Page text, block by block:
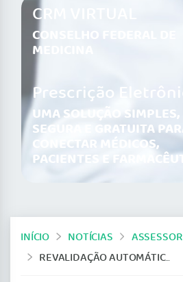
CRM VIRTUAL
CONSELHO FEDERAL DE
MEDICINA
Prescrição
UMA SOLUÇÃO SIMPLES,
SEGURA E GRATUITA
CONECTAR MÉDICOS,
PACIENTES E
INÍCIO NOTÍCIAS
REVALIDAÇÃO AUTOMÁTICA: MAIS UM PEDIDO NEGADO